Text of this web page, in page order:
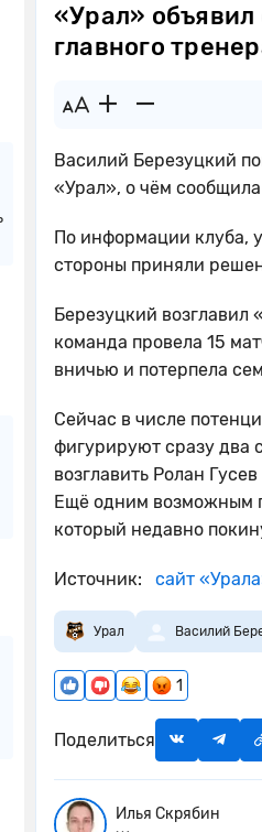
«Урал» объявил
главного
Василий Березуцкий
«Урал», о чём
По информации клуба,
стороны приняли
Березуцкий возглавил
команда провела 15
вничью и потерпела
Сейчас в числе
фигурируют сразу два
возглавить Ролан
Ещё одним возможным
который недавно
Источник: сайт
Урал Василий
1
Поделиться
Илья Скрябин